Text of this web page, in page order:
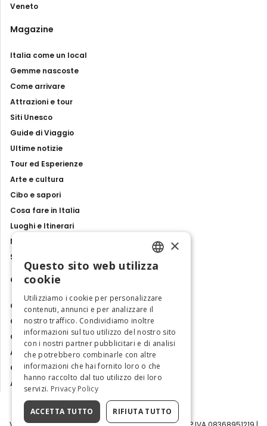
Veneto
Magazine
Italia come un local
Gemme nascoste
Come arrivare
Attrazioni e tour
Siti Unesco
Guide di Viaggio
Ultime notizie
Tour ed Esperienze
Arte e cultura
Cibo e sapori
Cosa fare in Italia
Luoghi e Itinerari
Mostre, eventi e spettacoli
Storie e tradizioni
Contatti
Chi siamo
Collabora con noi
Contatti
Ambasciatrice dell'Eccellenza
Osservatorio Turismo
Area Riservata
ENGLISH
ITALIAN
×
Questo sito web utilizza
cookie
Utilizziamo i cookie per personalizzare
contenuti, annunci e per analizzare il
nostro traffico. Condividiamo inoltre
informazioni sul tuo utilizzo del nostro sito
con i nostri partner pubblicitari e di analisi
che potrebbero combinarle con altre
informazioni che hai fornito loro o che
hanno raccolto dal tuo utilizzo dei loro
servizi. Privacy Policy
ACCETTA TUTTO RIFIUTA TUTTO